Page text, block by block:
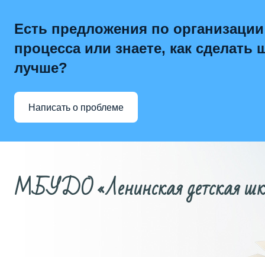
Есть предложения по
процесса или знаете, как сделать
лучше?
Написать о проблеме
МБУДО «Ленинская детская